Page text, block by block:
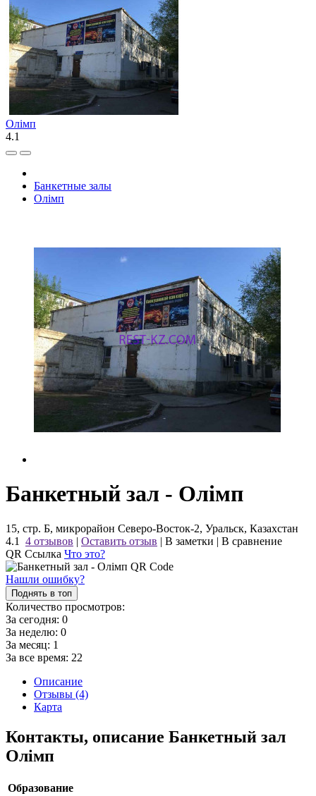
Олiмп
4.1
Банкетные залы
Олiмп
Банкетный зал - Олiмп
15, стр. Б, микрорайон Северо-Восток-2, Уральск, Казахстан
4.1
4 отзывов | Оставить отзыв | В заметки | В сравнение
QR Ссылка Что это?
Нашли ошибку?
Поднять в топ
Количество просмотров:
За сегодня: 0
За неделю: 0
За месяц: 1
За все время: 22
Описание
Отзывы (4)
Карта
Контакты, описание Банкетный зал
Олiмп
Образование